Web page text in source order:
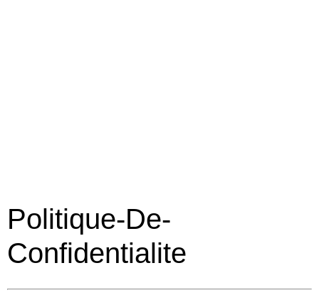
Politique-De-
Confidentialite